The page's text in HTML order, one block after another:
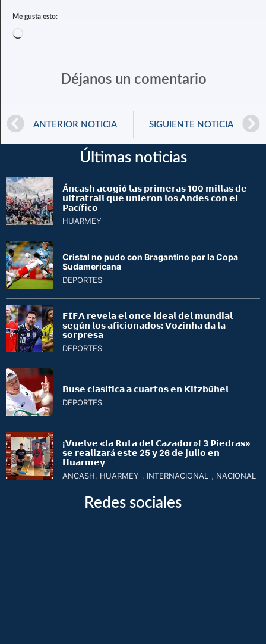
Me gusta esto:
Déjanos un comentario
ANTERIOR NOTICIA SIGUIENTE NOTICIA
Últimas noticias
Á𝗻𝗰𝗮𝘀𝗵 𝗮𝗰𝗼𝗴𝗶ó 𝗹𝗮𝘀 𝗽𝗿𝗶𝗺𝗲𝗿𝗮𝘀 100 𝗺𝗶𝗹𝗹𝗮𝘀 𝗱𝗲
𝘂𝗹𝘁𝗿𝗮𝘁𝗿𝗮𝗶𝗹 𝗾𝘂𝗲 𝘂𝗻𝗶𝗲𝗿𝗼𝗻 𝗹𝗼𝘀 𝗔𝗻𝗱𝗲𝘀 𝗰𝗼𝗻 𝗲𝗹
𝗣𝗮𝗰í𝗳𝗶𝗰𝗼
HUARMEY
Cristal no pudo con Bragantino por la Copa
Sudamericana
DEPORTES
𝗙𝗜𝗙𝗔 𝗿𝗲𝘃𝗲𝗹𝗮 𝗲𝗹 𝗼𝗻𝗰𝗲 𝗶𝗱𝗲𝗮𝗹 𝗱𝗲𝗹 𝗺𝘂𝗻𝗱𝗶𝗮𝗹
𝘀𝗲𝗴ú𝗻 𝗹𝗼𝘀 𝗮𝗳𝗶𝗰𝗶𝗼𝗻𝗮𝗱𝗼𝘀: 𝗩𝗼𝘇𝗶𝗻𝗵𝗮 𝗱𝗮 𝗹𝗮
𝘀𝗼𝗿𝗽𝗿𝗲𝘀𝗮
DEPORTES
𝗕𝘂𝘀𝗲 𝗰𝗹𝗮𝘀𝗶𝗳𝗶𝗰𝗮 𝗮 𝗰𝘂𝗮𝗿𝘁𝗼𝘀 𝗲𝗻 𝗞𝗶𝘁𝘇𝗯ü𝗵𝗲𝗹
DEPORTES
¡𝗩𝘂𝗲𝗹𝘃𝗲 «𝗹𝗮 𝗥𝘂𝘁𝗮 𝗱𝗲𝗹 𝗖𝗮𝘇𝗮𝗱𝗼𝗿»! 3 𝗣𝗶𝗲𝗱𝗿𝗮𝘀»
𝘀𝗲 𝗿𝗲𝗮𝗹𝗶𝘇𝗮𝗿á 𝗲𝘀𝘁𝗲 25 𝘆 26 𝗱𝗲 𝗷𝘂𝗹𝗶𝗼 𝗲𝗻
𝗛𝘂𝗮𝗿𝗺𝗲𝘆
ANCASH, HUARMEY , INTERNACIONAL , NACIONAL
Redes sociales